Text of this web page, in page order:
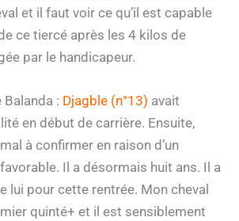
et il faut voir ce qu’il est capable
ce tiercé après les 4 kilos de
par le handicapeur.
: Djagble (n°13) avait
en début de carrière. Ensuite,
à confirmer en raison d’un
Il a désormais huit ans. Il a
lui pour cette rentrée. Mon cheval
quinté+ et il est sensiblement